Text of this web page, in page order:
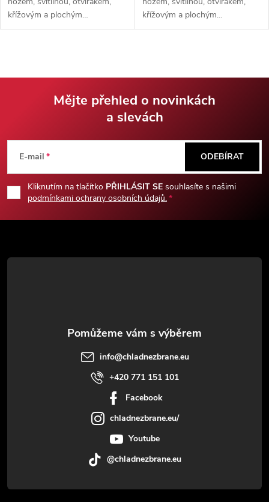
křížovým a plochým
šroubovákem. Vysoká kvalita a
křížovým a plochým
šroubovákem. Vysoká kvalita a
p
a
Mějte přehled o novinkách
a slevách
E-mail
Kliknutím na tlačítko PŘIHLÁSIT SE souhlasíte s našimi
podmínkami ochrany osobních údajů.
ODEBÍRAT
info@chladnezbrane.eu
+420 771 151 101
Facebook
chladnezbrane.eu/
Youtube
@chladnezbrane.eu